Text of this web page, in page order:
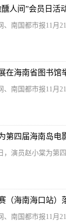
人间”会员日活
、南国都市报11月
、南国都市报11月
，演员赵小棠为第
（海南海口站）
、南国都市报11月